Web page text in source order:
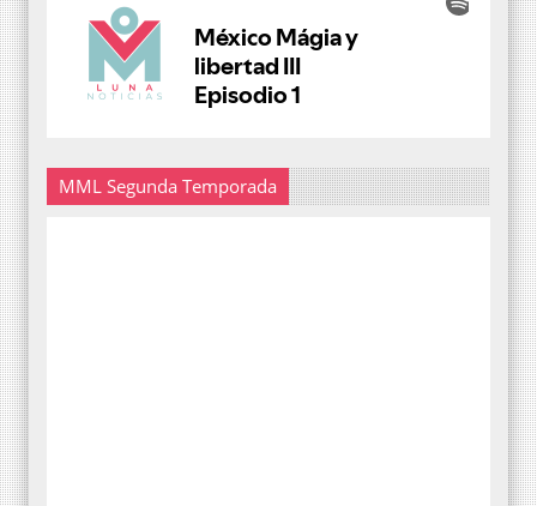
MML Segunda Temporada